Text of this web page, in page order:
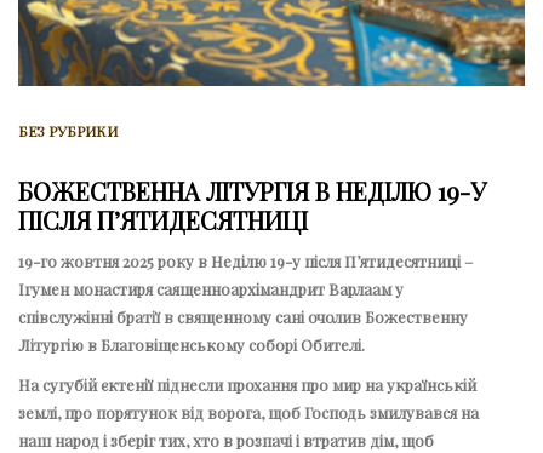
БЕЗ РУБРИКИ
БОЖЕСТВЕННА ЛІТУРГІЯ В НЕДІЛЮ 19-У
ПІСЛЯ ПʼЯТИДЕСЯТНИЦІ
19-го жовтня 2025 року в Неділю 19-у післяПʼятидесятниці–
Ігумен монастиря саященноархімандрит Варлаам у
співслужінні братії в священному сані очолив Божественну
Літургію в Благовіщенському соборі Обителі.
На сугубій єктенії піднесли прохання про мир на українській
землі, про порятунок від ворога, щоб Господь змилувався на
наш народ і зберіг тих, хто в розпачі і втратив дім, щоб